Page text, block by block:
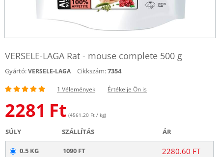
VERSELE-LAGA Rat - mouse complete 500 g
Gyártó:VERSELE-LAGA Cikkszám:7354
1 Vélemények Értékelje Ön is
2281 Ft (4561.20 Ft / kg)
SÚLY SZÁLLÍTÁS ÁR
0.5 KG 1090 FT 2280.60 FT